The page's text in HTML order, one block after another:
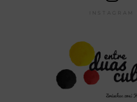
INSTAGRAM